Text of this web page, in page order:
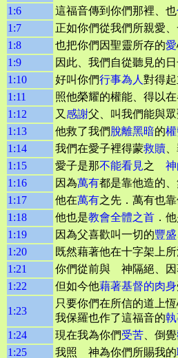
1:6
這福音傳到你們那裡、也
1:7
正如你們從我們所親愛
1:8
也把你們因聖靈所存的愛
1:9
因此、我們自從聽見的
1:10
好叫你們行事為人 對得
1:11
照他榮耀的權能、得以
1:12
又 感謝父、叫我們能與
1:13
他救了我們脫離黑暗的
1:14
我們在愛子裡得蒙救贖
1:15
愛子是那不能看見之
1:16
因為萬有都是靠他造的
1:17
他在萬有之先．萬有也靠
1:18
他也是教會全體之首 ．
1:19
因為父喜歡叫一切的豐盛
1:20
既然藉著他在十字架上
1:21
你們從前與 神隔絕、因
1:22
但如今他藉著基督的肉身
1:23
只要你們在所信的道上
我保羅也作了這福音的
1:24
現在我為你們受苦 、倒覺
1:25
我照 神為你們所賜我的